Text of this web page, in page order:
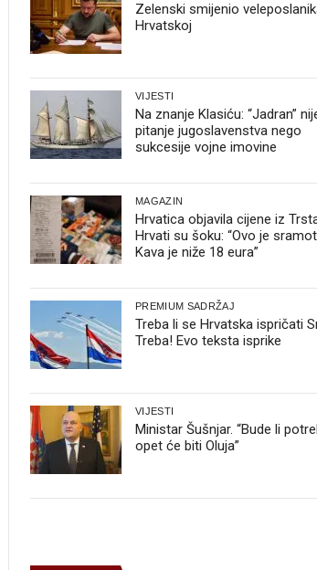
Zelenski smijenio
Hrvatskoj
VIJESTI
Na znanje Klasiću: “Jadran”
pitanje jugoslavenstva nego
sukcesije vojne imovine
MAGAZIN
Hrvatica objavila cijene iz
Hrvati su šoku: “Ovo je
Kava je niže 18 eura”
PREMIUM SADRŽAJ
Treba li se Hrvatska ispričati
Treba! Evo teksta isprike
VIJESTI
Ministar Šušnjar. “Bude li
opet će biti Oluja”